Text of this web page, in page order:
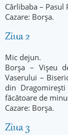
Cârlibaba – Pasul
Cazare: Borșa.
Ziua 2
Mic dejun.
Borșa – Vișeu
Vaserului –
din
făcătoare de
Cazare: Borșa.
Ziua 3